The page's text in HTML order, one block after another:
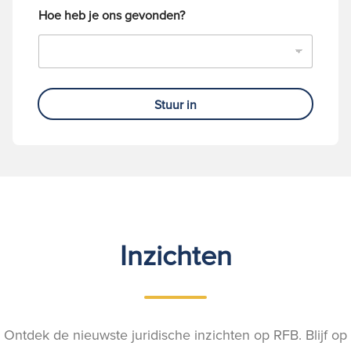
Hoe heb je ons gevonden?
Stuur in
Inzichten
Ontdek de nieuwste juridische inzichten op RFB. Blijf op